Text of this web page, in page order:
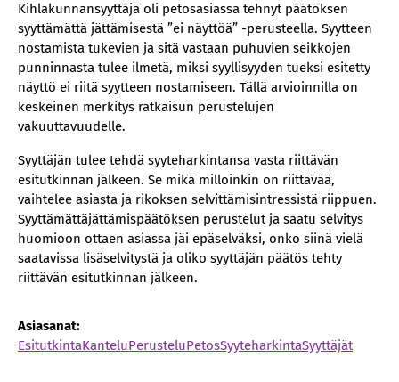
Kihlakunnansyyttäjä oli petosasiassa tehnyt päätöksen
syyttämättä jättämisestä ”ei näyttöä” -perusteella. Syytteen
nostamista tukevien ja sitä vastaan puhuvien seikkojen
punninnasta tulee ilmetä, miksi syyllisyyden tueksi esitetty
näyttö ei riitä syytteen nostamiseen. Tällä arvioinnilla on
keskeinen merkitys ratkaisun perustelujen
vakuuttavuudelle.
Syyttäjän tulee tehdä syyteharkintansa vasta riittävän
esitutkinnan jälkeen. Se mikä milloinkin on riittävää,
vaihtelee asiasta ja rikoksen selvittämisintressistä riippuen.
Syyttämättäjättämispäätöksen perustelut ja saatu selvitys
huomioon ottaen asiassa jäi epäselväksi, onko siinä vielä
saatavissa lisäselvitystä ja oliko syyttäjän päätös tehty
riittävän esitutkinnan jälkeen.
Asiasanat:
EsitutkintaKanteluPerusteluPetosSyyteharkintaSyyttäjät